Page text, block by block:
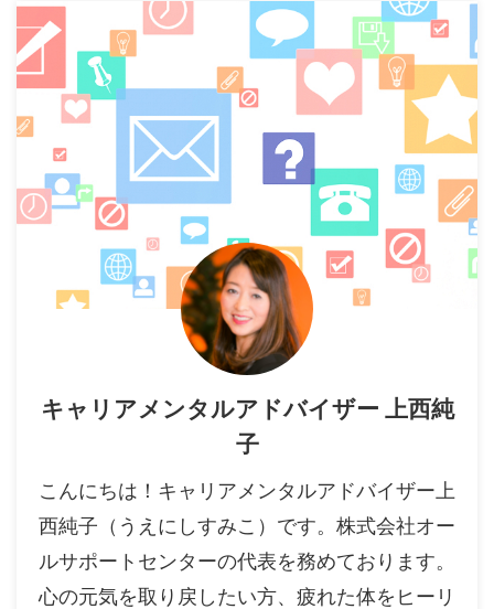
キャリアメンタルアドバイザー 上西純
子
こんにちは！キャリアメンタルアドバイザー上
西純子（うえにしすみこ）です。株式会社オー
ルサポートセンターの代表を務めております。
心の元気を取り戻したい方、疲れた体をヒーリ